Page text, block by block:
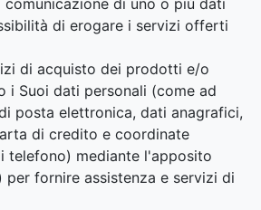
di uno o più dati
di erogare i servizi offerti
di acquisto dei prodotti e/o
i Suoi dati personali (come ad
posta elettronica, dati anagrafici,
di credito e coordinate
telefono) mediante l'apposito
per fornire assistenza e servizi di